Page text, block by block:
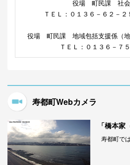
役場 町民課 社会
ＴＥＬ：０１３６－６２－
役場 町民課 地域包括支援係（地
ＴＥＬ：０１３６－７
寿都町Webカメラ
「橋本
寿都町で